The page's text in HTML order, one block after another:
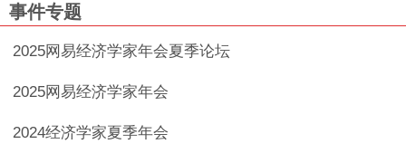
事件专题
2025网易经济学家年会夏季论坛
2025网易经济学家年会
2024经济学家夏季年会